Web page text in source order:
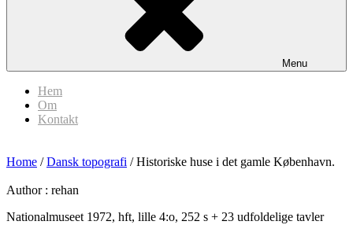
Menu
Hem
Om
Kontakt
Home /Dansk topografi / Historiske huse i det gamle København.
Author : rehan
Nationalmuseet 1972, hft, lille 4:o, 252 s + 23 udfoldelige tavler